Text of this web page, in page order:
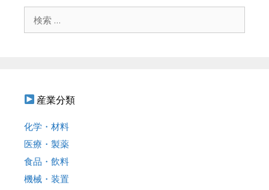
ョ
産業分類
化学・材料
医療・製薬
食品・飲料
機械・装置